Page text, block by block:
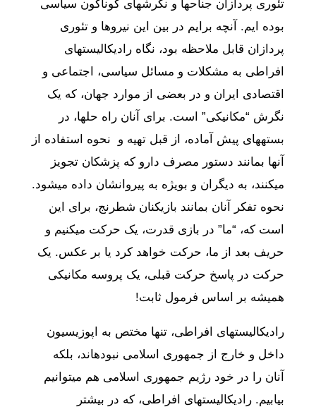
تئوری پردازان جناحها و نگرشهای گوناگون سیاسی
بوده ایم. آنچه برایم در بین این نیروها و تئوری
پردازان قابل ملاحظه بود، نگاه رادیکالیستهای
افراطی به مشکلات و مسائل سیاسی، اجتماعی و
اقتصادی ایران و در بعضی از موارد جهان، که یک
نگرش “مکانیکی” است. برای آنان راه حلها، در
بسته‎های پیش آماده، از قبل تهیه و نحوه استفاده از
آنها بمانند دستور مصرف دارو که پزشکان تجویز
میکنند، به دیگران و بویژه به پیروانشان داده میشود.
نحوه تفکر آنان بمانند بازیکنان شطرنج، برای این
است که، “ما” در بازی قدرت، یک حرکت میکنیم و
حریف بعد از ما، حرکت خواهد کرد یا بر عکس. یک
حرکت در پاسخ حرکت قبلی، یک پروسه مکانیکی
همیشه بر اساس فرمول ثابت!
رادیکالیستهای افراطی، تنها مختص به اپوزیسیون
داخل و خارج از جمهوری اسلامی نبوده‎اند، بلکه
آنان را در خود رژیم جمهوری اسلامی هم میتوانیم
بیابیم. رادیکالیستهای افراطی، که در بیشتر